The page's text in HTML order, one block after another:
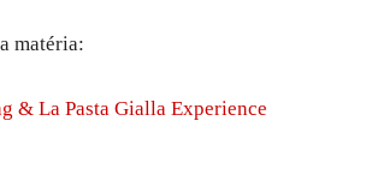
matéria:
& La Pasta Gialla Experience